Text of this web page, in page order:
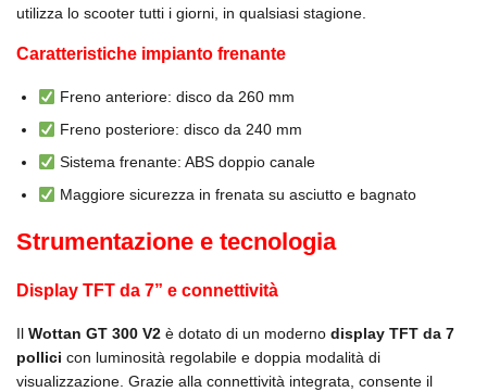
utilizza lo scooter tutti i giorni, in qualsiasi stagione.
Caratteristiche impianto frenante
Freno anteriore: disco da 260 mm
Freno posteriore: disco da 240 mm
Sistema frenante: ABS doppio canale
Maggiore sicurezza in frenata su asciutto e bagnato
Strumentazione e tecnologia
Display TFT da 7” e connettività
Il Wottan GT 300 V2 è dotato di un moderno display TFT da 7
pollici con luminosità regolabile e doppia modalità di
visualizzazione. Grazie alla connettività integrata, consente il